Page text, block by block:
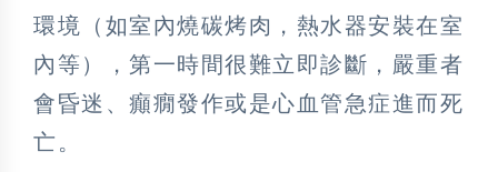
環境（如室內燒碳烤肉，熱水器安裝在室
內等），第一時間很難立即診斷，嚴重者
會昏迷、癲癇發作或是心血管急症進而死
亡。